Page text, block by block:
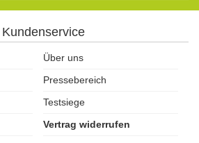
Kundenservice
Über uns
Pressebereich
Testsiege
Vertrag widerrufen